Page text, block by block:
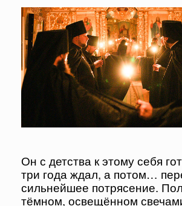
Он с детства к этому себя
три года ждал, а потом…
сильнейшее потрясение.
тёмном, освещённом